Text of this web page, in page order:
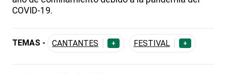
COVID-19.
TEMAS - CANTANTES + FESTIVAL +